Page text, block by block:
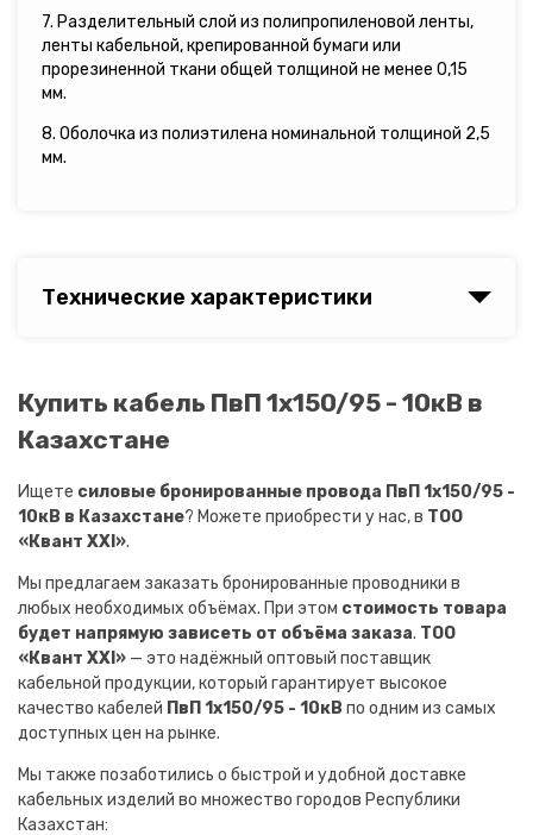
7. Разделительный слой из полипропиленовой ленты,
ленты кабельной, крепированной бумаги или
прорезиненной ткани общей толщиной не менее 0,15
мм.
8. Оболочка из полиэтилена номинальной толщиной 2,5
мм.
Технические характеристики
Купить кабель ПвП 1х150/95 - 10кВ в
Казахстане
Ищете силовые бронированные провода ПвП 1х150/95 -
10кВ в Казахстане? Можете приобрести у нас, в ТОО
«Квант XXI».
Мы предлагаем заказать бронированные проводники в
любых необходимых объёмах. При этом стоимость товара
будет напрямую зависеть от объёма заказа. ТОО
«Квант XXI» — это надёжный оптовый поставщик
кабельной продукции, который гарантирует высокое
качество кабелей ПвП 1х150/95 - 10кВ по одним из самых
доступных цен на рынке.
Мы также позаботились о быстрой и удобной доставке
кабельных изделий во множество городов Республики
Казахстан: